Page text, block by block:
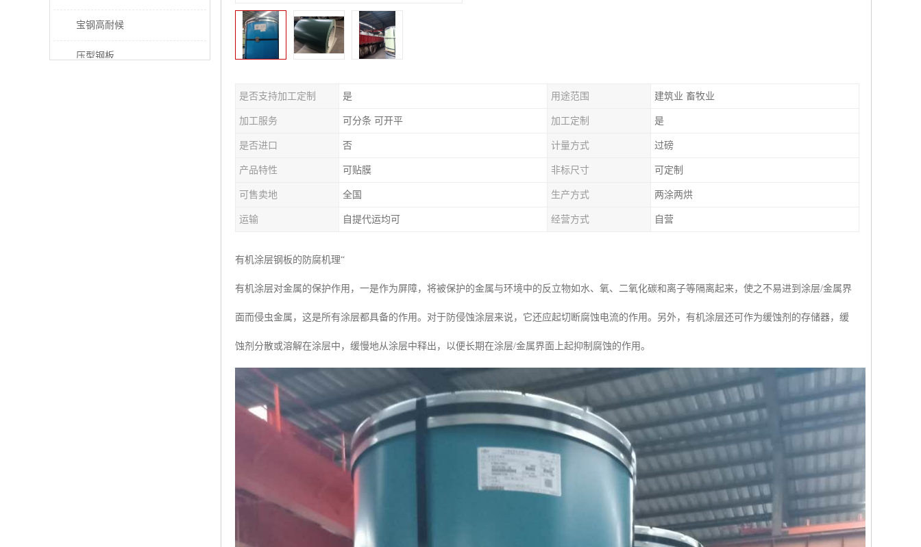
宝钢高耐候
压型钢板
是否支持加工定制 是 用途范围 建筑业 畜牧业
加工服务 可分条 可开平 加工定制 是
是否进口 否 计量方式 过磅
产品特性 可贴膜 非标尺寸 可定制
可售卖地 全国 生产方式 两涂两烘
运输 自提代运均可 经营方式 自营
有机涂层钢板的防腐机理“
有机涂层对金属的保护作用，一是作为屏障，将被保护的金属与环境中的反立物如水、氧、二氧化碳和离子等隔离起来，使之不易进到涂层/金属界
面而侵虫金属，这是所有涂层都具备的作用。对于防侵蚀涂层来说，它还应起切断腐蚀电流的作用。另外，有机涂层还可作为缓蚀剂的存储器，缓
蚀剂分散或溶解在涂层中，缓慢地从涂层中释出，以便长期在涂层/金属界面上起抑制腐蚀的作用。